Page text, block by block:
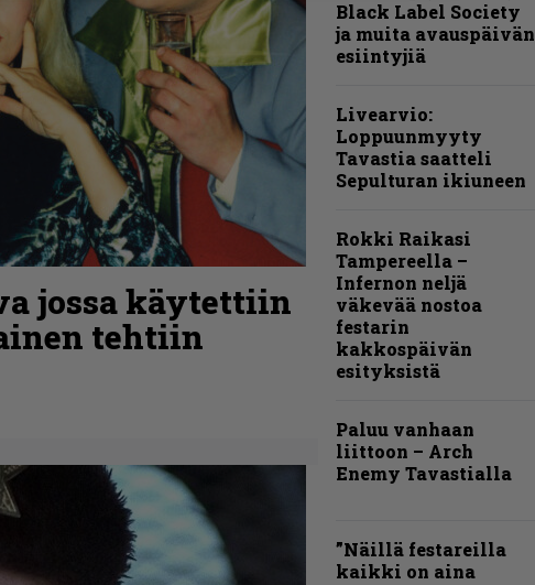
jossa käytettiin
tehtiin
Black Label Society
ja muita avauspäivän
esiintyjiä
Livearvio:
Loppuunmyyty
Tavastia saatteli
Sepulturan ikiuneen
Rokki Raikasi
Tampereella –
Infernon neljä
väkevää nostoa
festarin
kakkospäivän
esityksistä
Paluu vanhaan
liittoon – Arch
Enemy Tavastialla
”Näillä festareilla
kaikki on aina